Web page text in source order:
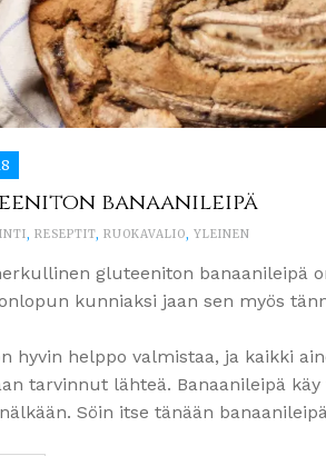
banaanileipä
, RESEPTIT, RUOKAVALIO, YLEINEN
gluteeniton banaanileipä
kunniaksi jaan sen myös
hyvin helppo valmistaa, ja kaikki
tarvinnut lähteä. Banaanileipä
Söin itse tänään